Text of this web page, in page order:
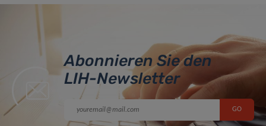
Abonnieren Sie den
LIH-Newsletter